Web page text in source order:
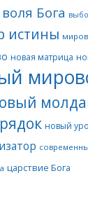
воля Бога
истины
новая матрица
новый
царствие Бога